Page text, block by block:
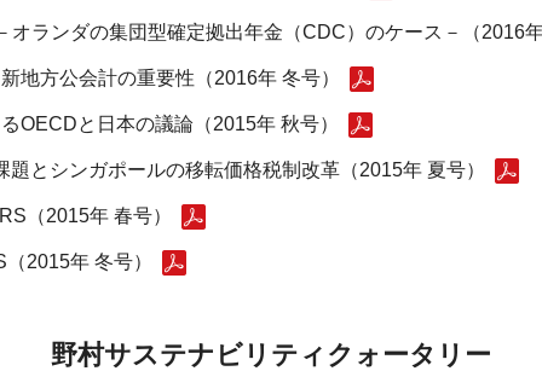
オランダの集団型確定拠出年金（CDC）のケース－（2016
地方公会計の重要性（2016年 冬号）
OECDと日本の議論（2015年 秋号）
とシンガポールの移転価格税制改革（2015年 夏号）
（2015年 春号）
2015年 冬号）
野村サステナビリティクォータリー